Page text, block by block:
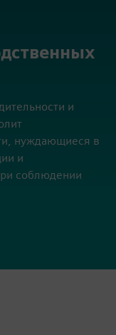
и
нуждающиеся в
и
соблюдении